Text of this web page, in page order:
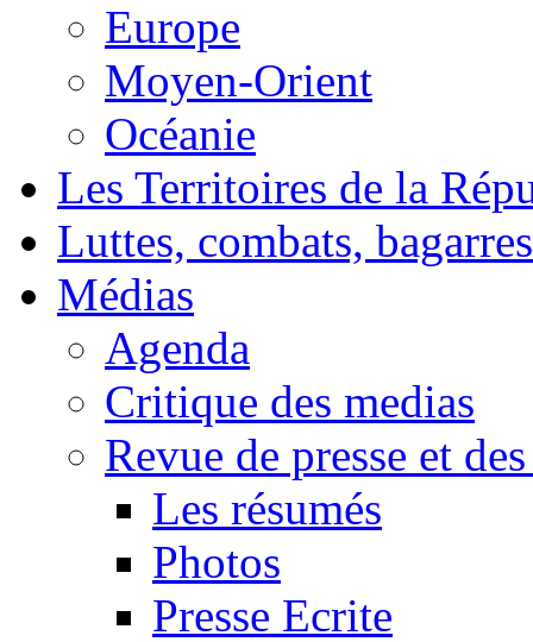
Europe
Moyen-Orient
Océanie
Les Territoires de la
Luttes, combats, bagarres
Médias
Agenda
Critique des medias
Revue de presse et
Les résumés
Photos
Presse Ecrite